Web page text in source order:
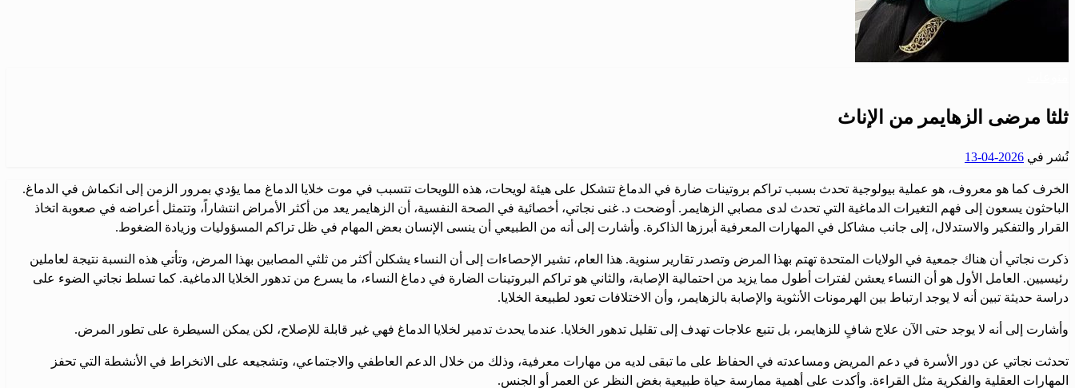
ثلثا مرضى الزهايمر من الإناث
نُشر في 2026-04-13
الخرف كما هو معروف، هو عملية بيولوجية تحدث بسبب تراكم بروتينات ضارة في الدماغ تتشكل على هيئة لويحات، هذه اللويحات تتسبب في موت خلايا الدماغ مما يؤدي بمرور الزمن إلى انكماش في الدماغ.
الباحثون يسعون إلى فهم التغيرات الدماغية التي تحدث لدى مصابي الزهايمر. أوضحت د. غنى نجاتي، أخصائية في الصحة النفسية، أن الزهايمر يعد من أكثر الأمراض انتشاراً، وتتمثل أعراضه في صعوبة اتخاذ
القرار والتفكير والاستدلال، إلى جانب مشاكل في المهارات المعرفية أبرزها الذاكرة. وأشارت إلى أنه من الطبيعي أن ينسى الإنسان بعض المهام في ظل تراكم المسؤوليات وزيادة الضغوط.
ذكرت نجاتي أن هناك جمعية في الولايات المتحدة تهتم بهذا المرض وتصدر تقارير سنوية. هذا العام، تشير الإحصاءات إلى أن النساء يشكلن أكثر من ثلثي المصابين بهذا المرض، وتأتي هذه النسبة نتيجة لعاملين
رئيسيين. العامل الأول هو أن النساء يعشن لفترات أطول مما يزيد من احتمالية الإصابة، والثاني هو تراكم البروتينات الضارة في دماغ النساء، ما يسرع من تدهور الخلايا الدماغية. كما تسلط نجاتي الضوء على
دراسة حديثة تبين أنه لا يوجد ارتباط بين الهرمونات الأنثوية والإصابة بالزهايمر، وأن الاختلافات تعود لطبيعة الخلايا.
وأشارت إلى أنه لا يوجد حتى الآن علاج شافٍ للزهايمر، بل تتبع علاجات تهدف إلى تقليل تدهور الخلايا. عندما يحدث تدمير لخلايا الدماغ فهي غير قابلة للإصلاح، لكن يمكن السيطرة على تطور المرض.
تحدثت نجاتي عن دور الأسرة في دعم المريض ومساعدته في الحفاظ على ما تبقى لديه من مهارات معرفية، وذلك من خلال الدعم العاطفي والاجتماعي، وتشجيعه على الانخراط في الأنشطة التي تحفز
المهارات العقلية والفكرية مثل القراءة. وأكدت على أهمية ممارسة حياة طبيعية بغض النظر عن العمر أو الجنس.